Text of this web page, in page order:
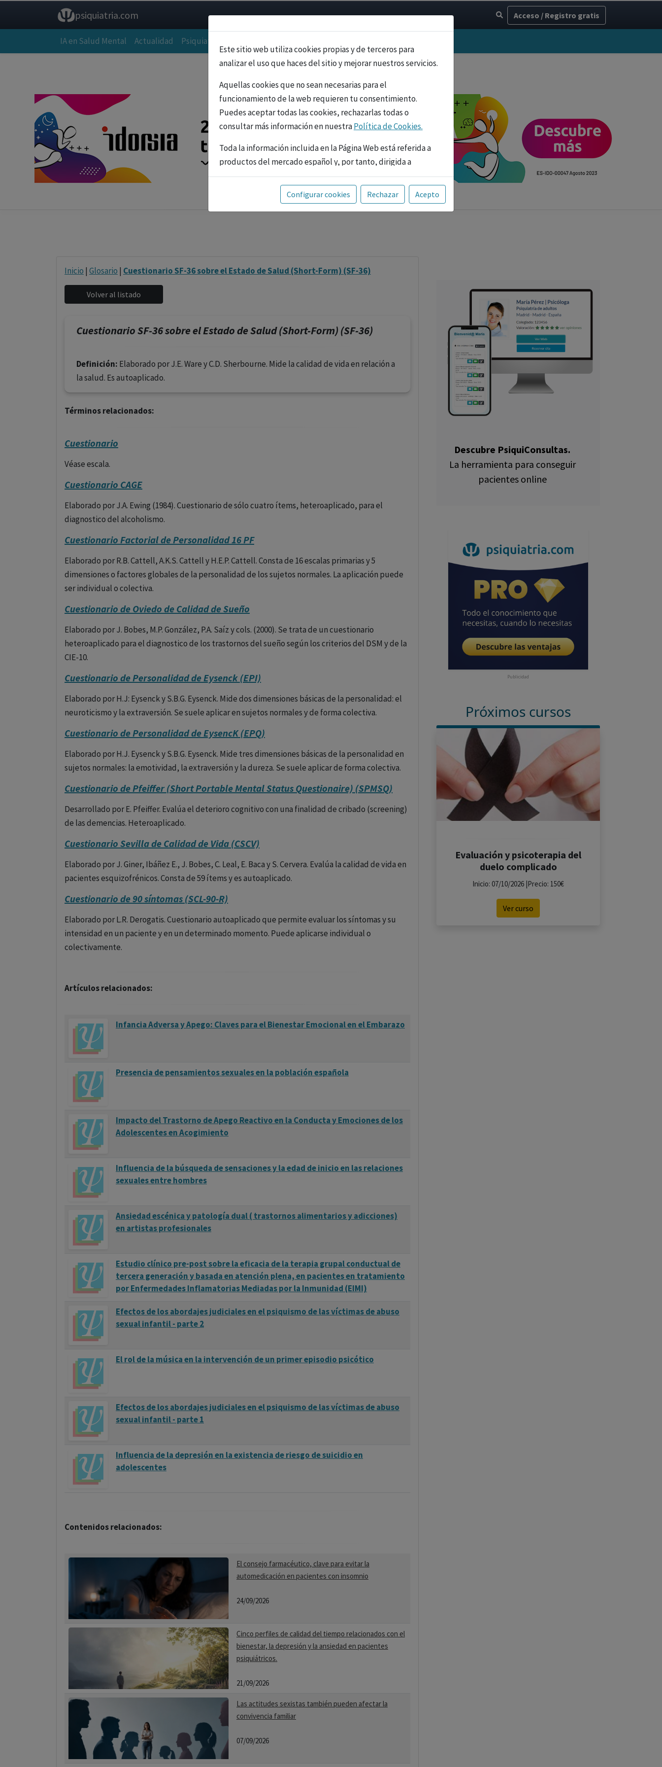
psiquiatria.com Acceso / Registro gratis
IA en Salud Mental Actualidad Psiquiatría
Este sitio web utiliza cookies propias y de terceros para
analizar el uso que haces del sitio y mejorar nuestros servicios.
Aquellas cookies que no sean necesarias para el
funcionamiento de la web requieren tu consentimiento.
Puedes aceptar todas las cookies, rechazarlas todas o
consultar más información en nuestraPolítica de Cookies.
Toda la información incluida en la Página Web está referida a
productos del mercado español y, por tanto, dirigida a
profesionales sanitarios legalmente facultados para
prescribir o dispensar medicamentos con ejercicio
profesional. La información técnica de los fármacos se facilita
Configurar cookies Rechazar Acepto
Inicio | Glosario | Cuestionario SF-36 sobre el Estado de Salud (Short-Form) (SF-36)
Cuestionario SF-36 sobre el Estado de Salud (Short-Form) (SF-36)
Definición: Elaborado por J.E. Ware y C.D. Sherbourne. Mide la calidad de vida en relación a
la salud. Es autoaplicado.
Términos relacionados:
Cuestionario
Véase escala.
Cuestionario CAGE
Elaborado por J.A. Ewing (1984). Cuestionario de sólo cuatro ítems, heteroaplicado, para el
diagnostico del alcoholismo.
Cuestionario Factorial de Personalidad 16 PF
Elaborado por R.B. Cattell, A.K.S. Cattell y H.E.P. Cattell. Consta de 16 escalas primarias y 5
dimensiones o factores globales de la personalidad de los sujetos normales. La aplicación puede
ser individual o colectiva.
Cuestionario de Oviedo de Calidad de Sueño
Elaborado por J. Bobes, M.P. González, P.A. Saíz y cols. (2000). Se trata de un cuestionario
heteroaplicado para el diagnostico de los trastornos del sueño según los criterios del DSM y de la
CIE-10.
Cuestionario de Personalidad de Eysenck (EPI)
Elaborado por H.J: Eysenck y S.B.G. Eysenck. Mide dos dimensiones básicas de la personalidad: el
neuroticismo y la extraversión. Se suele aplicar en sujetos normales y de forma colectiva.
Cuestionario de Personalidad de EysencK (EPQ)
Elaborado por H.J. Eysenck y S.B.G. Eysenck. Mide tres dimensiones básicas de la personalidad en
sujetos normales: la emotividad, la extraversión y la dureza. Se suele aplicar de forma colectiva.
Cuestionario de Pfeiffer (Short Portable Mental Status Questionaire) (SPMSQ)
Desarrollado por E. Pfeiffer. Evalúa el deterioro cognitivo con una finalidad de cribado (screening)
de las demencias. Heteroaplicado.
Cuestionario Sevilla de Calidad de Vida (CSCV)
Elaborado por J. Giner, Ibáñez E., J. Bobes, C. Leal, E. Baca y S. Cervera. Evalúa la calidad de vida en
pacientes esquizofrénicos. Consta de 59 ítems y es autoaplicado.
Cuestionario de 90 síntomas (SCL-90-R)
Elaborado por L.R. Derogatis. Cuestionario autoaplicado que permite evaluar los síntomas y su
intensidad en un paciente y en un determinado momento. Puede aplicarse individual o
colectivamente.
Artículos relacionados:
Infancia Adversa y Apego: Claves para el Bienestar Emocional en el Embarazo
Presencia de pensamientos sexuales en la población española
Impacto del Trastorno de Apego Reactivo en la Conducta y Emociones de los
Adolescentes en Acogimiento
Influencia de la búsqueda de sensaciones y la edad de inicio en las relaciones
sexuales entre hombres
Ansiedad escénica y patología dual ( trastornos alimentarios y adicciones)
en artistas profesionales
Estudio clínico pre-post sobre la eficacia de la terapia grupal conductual de
tercera generación y basada en atención plena, en pacientes en tratamiento
por Enfermedades Inflamatorias Mediadas por la Inmunidad (EIMI)
Efectos de los abordajes judiciales en el psiquismo de las víctimas de abuso
sexual infantil - parte 2
El rol de la música en la intervención de un primer episodio psicótico
Efectos de los abordajes judiciales en el psiquismo de las víctimas de abuso
sexual infantil - parte 1
Influencia de la depresión en la existencia de riesgo de suicidio en
adolescentes
Contenidos relacionados:
El consejo farmacéutico, clave para evitar la
automedicación en pacientes con insomnio
24/09/2026
Cinco perfiles de calidad del tiempo relacionados con el
bienestar, la depresión y la ansiedad en pacientes
psiquiátricos.
21/09/2026
Las actitudes sexistas también pueden afectar la
convivencia familiar
07/09/2026
Descubre PsiquiConsultas.
La herramienta para conseguir
pacientes online
Publicidad
Próximos cursos
Evaluación y psicoterapia del
duelo complicado
Inicio: 07/10/2026 |Precio: 150€
Ver curso